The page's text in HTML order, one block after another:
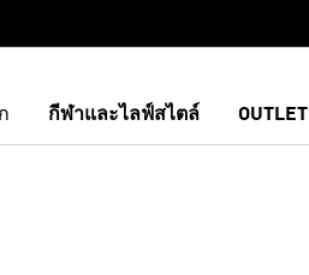
กีฬาและไลฟ์สไตล์ OUTLET